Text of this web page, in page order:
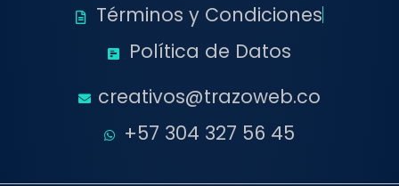
Términos y Condiciones
Política de Datos
creativos@trazoweb.co
+57 304 327 56 45